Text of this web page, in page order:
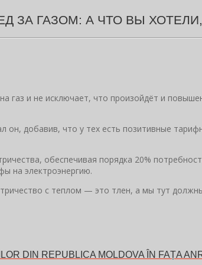
ЗА ГАЗОМ: А ЧТО ВЫ
и не исключает, что произойдёт и
он, добавив, что у тех есть позитивные
обеспечивая порядка 20%
на электроэнергию.
с теплом — это тлен, а мы тут
DIN REPUBLICA MOLDOVA ÎN FAȚA